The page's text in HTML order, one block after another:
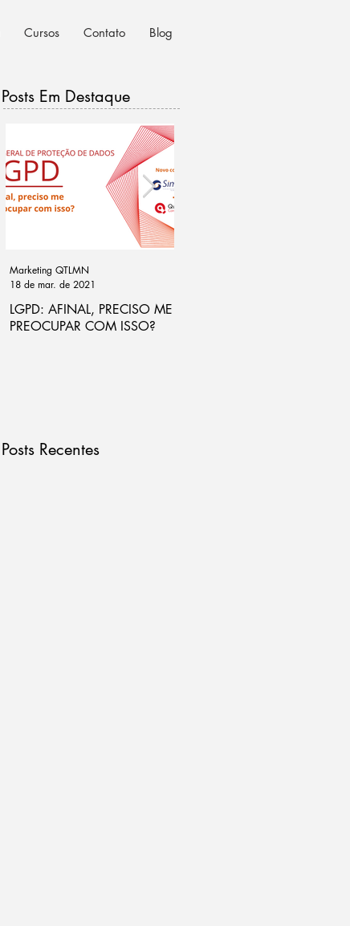
Cursos Contato Blog
Posts Em Destaque
LGPD: AFINAL, PRECISO ME
PREOCUPAR COM ISSO?
Marketing QTLMN
18 de mar. de 2021
Posts Recentes